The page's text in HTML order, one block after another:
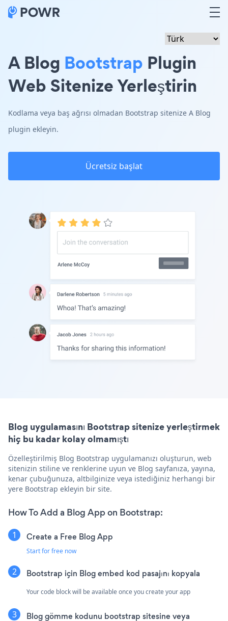
A Blog Bootstrap Plugin
Web Sitenize Yerleştirin
Kodlama veya baş ağrısı olmadan Bootstrap sitenize A Blog
plugin ekleyin.
Ücretsiz başlat
Blog uygulamasını Bootstrap sitenize yerleştirmek
hiç bu kadar kolay olmamıştı
Özelleştirilmiş Blog Bootstrap uygulamanızı oluşturun, web
sitenizin stiline ve renklerine uyun ve Blog sayfanıza, yayına,
kenar çubuğunuza, altbilginize veya istediğiniz herhangi bir
yere Bootstrap ekleyin bir site.
How To Add a Blog App on Bootstrap:
Create a Free Blog App
Start for free now
Bootstrap için Blog embed kod pasajını kopyala
Your code block will be available once you create your app
Blog gömme kodunu bootstrap sitesine veya